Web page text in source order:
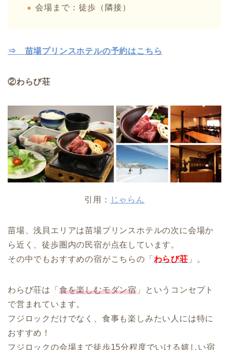
会場まで：徒歩（隣接）
⇒ 苗場プリンスホテルの予約はこちら
②わらび荘
引用： じゃらん
苗場、浅貝エリアは苗場プリンスホテルの次に会場か
ら近く、徒歩圏内の民宿が点在しています。
その中でもおすすめの宿がこちらの「 わらび荘 」。
わらび荘は「 食を楽しむモダン宿 」というコンセプト
で営まれています。
フジロックだけでなく、食事も楽しみたい人には特に
おすすめ！
フジロックの会場まで徒歩15分程度でいける嬉しい宿